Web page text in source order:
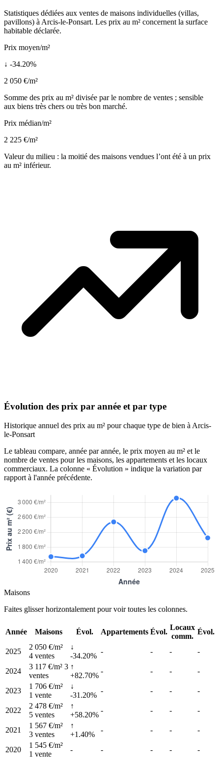
Statistiques dédiées aux ventes de maisons individuelles (villas,
pavillons) à Arcis-le-Ponsart. Les prix au m² concernent la surface
habitable déclarée.
Prix moyen/m²
↓ -34.20%
2 050 €/m²
Somme des prix au m² divisée par le nombre de ventes ; sensible
aux biens très chers ou très bon marché.
Prix médian/m²
2 225 €/m²
Valeur du milieu : la moitié des maisons vendues l’ont été à un prix
au m² inférieur.
Évolution des prix par année et par type
Historique annuel des prix au m² pour chaque type de bien à Arcis-
le-Ponsart
Le tableau compare, année par année, le prix moyen au m² et le
nombre de ventes pour les maisons, les appartements et les locaux
commerciaux. La colonne « Évolution » indique la variation par
rapport à l'année précédente.
Maisons
Faites glisser horizontalement pour voir toutes les colonnes.
Année Maisons Évol. Appartements Évol.
Locaux
comm.
Évol.
2025
2 050 €/m²
4 ventes
↓
-34.20%
- - - -
2024
3 117 €/m² 3
ventes
↑
+82.70%
- - - -
2023
1 706 €/m²
1 vente
↓
-31.20%
- - - -
2022
2 478 €/m²
5 ventes
↑
+58.20%
- - - -
2021
1 567 €/m²
3 ventes
↑
+1.40%
- - - -
2020
1 545 €/m²
1 vente
- - - - -